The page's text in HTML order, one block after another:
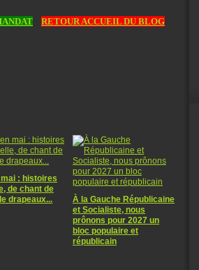
RETOUR ACCUEIL DU BLOG
: histoires
de chant de
drapeaux...
À la Gauche Républicaine
et Socialiste, nous
prônons pour 2027 un
bloc populaire et
républicain